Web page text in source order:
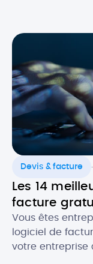
professionnel.
l’agenda
faire […]
Devis & facture .
Les 14
facture
Vous êtes
logiciel de
votre entreprise